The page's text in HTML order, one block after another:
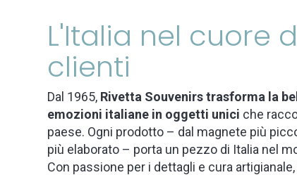
L'Italia nel cuore
clienti
Dal 1965, Rivetta Souvenirs trasforma la
emozioni italiane in oggetti unici che
paese. Ogni prodotto – dal magnete più
più elaborato – porta un pezzo di Italia nel
Con passione per i dettagli e cura